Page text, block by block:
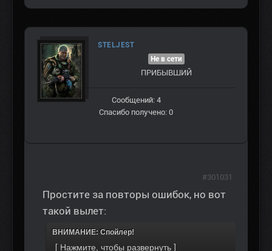
STELJEST
Не в сети
ПРИБЫВШИЙ
Сообщений: 4
Спасибо получено: 0
Простите за повторы ошибок, но вот
такой вылет:
ВНИМАНИЕ: Спойлер!
#301031